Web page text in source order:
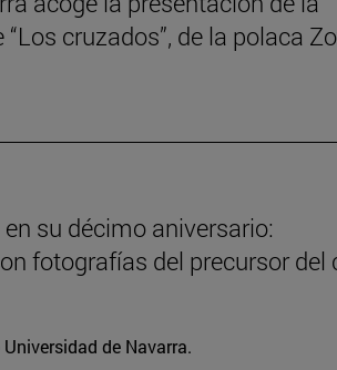
cruzados”, de la polaca
su décimo aniversario:
fotografías del precursor del
de Navarra.